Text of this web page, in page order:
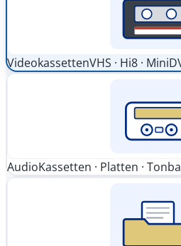
VideokassettenVHS · Hi8 ·
AudioKassetten · Platten ·